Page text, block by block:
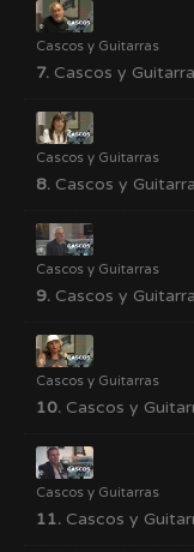
Cascos y Guitarras
7. Cascos y
Cascos y Guitarras
8. Cascos y
Cascos y Guitarras
9. Cascos y
Cascos y Guitarras
10. Cascos y
Cascos y Guitarras
11. Cascos y